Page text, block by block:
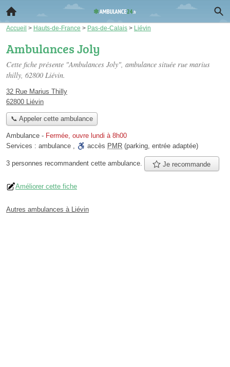
Accueil > Hauts-de-France > Pas-de-Calais > Liévin
Ambulances Joly
Cette fiche présente "Ambulances Joly", ambulance située rue marius
thilly, 62800 Liévin.
32 Rue Marius Thilly
62800 Liévin
📞 Appeler cette ambulance
Ambulance - Fermée, ouvre lundi à 8h00
Services : ambulance , accès PMR (parking, entrée adaptée)
3 personnes recommandent cette ambulance. Je recommande
Améliorer cette fiche
Autres ambulances à Liévin